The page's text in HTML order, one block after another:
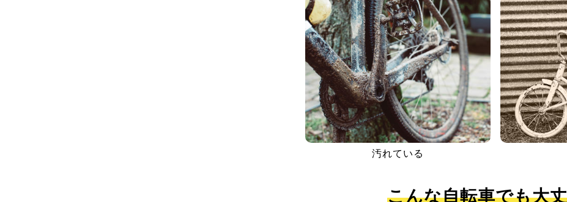
汚れている
こんな自転車でも大